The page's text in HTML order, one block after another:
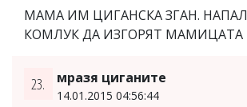
МАМА ИМ ЦИГАНСКА ЗГАН.
КОМЛУК ДА ИЗГОРЯТ МАМИЦАТА
23. мразя циганите
14.01.2015 04:56:44